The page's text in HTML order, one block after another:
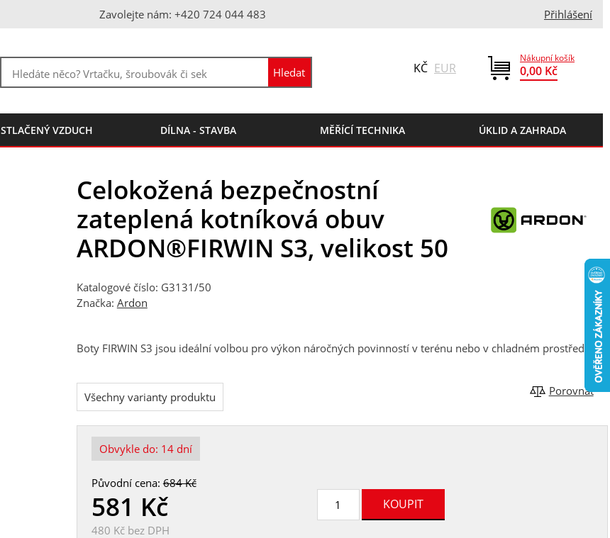
Zavolejte nám: +420 724 044 483 Přihlášení
Nákupní košík
0,00 Kč
KČ EUR
STLAČENÝ VZDUCH DÍLNA - STAVBA MĚŘÍCÍ TECHNIKA ÚKLID A ZAHRADA
Celokožená bezpečnostní
zateplená kotníková obuv
ARDON®FIRWIN S3, velikost 50
Katalogové číslo: G3131/50
Značka: Ardon
Boty FIRWIN S3 jsou ideální volbou pro výkon náročných povinností v terénu nebo v chladném prostředí.
Porovnat
Všechny varianty produktu
Obvykle do: 14 dní
Původní cena:684 Kč
581 Kč
480 Kčbez DPH